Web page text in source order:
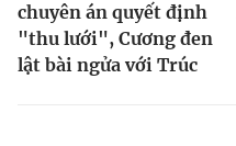
chuyên án quyết định
"thu lưới", Cương đen
lật bài ngửa với Trúc